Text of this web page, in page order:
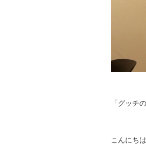
「グッチ
こんにち